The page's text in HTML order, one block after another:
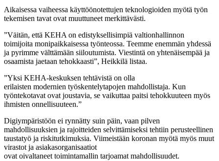
Aikaisessa vaiheessa käyttöönotettujen teknologioiden myötä työn
tekemisen tavat ovat muuttuneet merkittävästi.
”Väitän, että KEHA on edistyksellisimpiä valtionhallinnon
toimijoita monipaikkaisessa työnteossa. Teemme enemmän yhdessä
ja pyrimme välttämään siiloutumista. Viestintä on yhtenäisempää ja
osaamista jaetaan tehokkaasti”, Heikkilä listaa.
”Yksi KEHA-keskuksen tehtävistä on olla
erilaisten modernien työskentelytapojen mahdollistaja. Kun
työntekotavat ovat joustavia, se vaikuttaa paitsi tehokkuuteen myös
ihmisten onnellisuuteen.”
Digiympäristöön ei rynnätty suin päin, vaan pilven
mahdollisuuksien ja rajoitteiden selvittämiseksi tehtiin perusteellinen
taustatyö ja riskitutkimuksia. Viimeistään koronan myötä myös muut
virastot ja asiakasorganisaatiot
ovat oivaltaneet toimintamallin tarjoamat mahdollisuudet.